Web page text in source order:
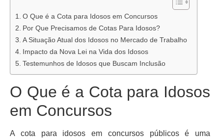
O Que é a Cota para Idosos em Concursos
Por Que Precisamos de Cotas Para Idosos?
A Situação Atual dos Idosos no Mercado de Trabalho
Impacto da Nova Lei na Vida dos Idosos
Testemunhos de Idosos que Buscam Inclusão
O Que é a Cota para Idosos
em Concursos
A cota para idosos em concursos públicos é uma